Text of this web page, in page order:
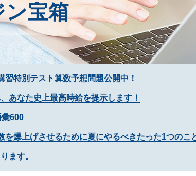
ン宝箱
習特別テスト算数予想問題公開中！
あなた史上最高時給を提示します！
600
を爆上げさせるために夏にやるべきたった1つのこ
ます。